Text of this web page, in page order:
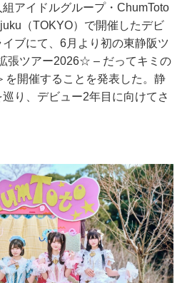
アイドルグループ・ChumToto
（TOKYO）で開催したデビ
ブにて、6月より初の東静阪ツ
張ツアー2026☆ – だってキミの
を開催することを発表した。静
り、デビュー2年目に向けてさ